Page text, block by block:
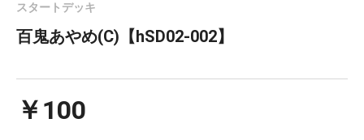
スタートデッキ
百鬼あやめ(C)【hSD02-002】
￥100